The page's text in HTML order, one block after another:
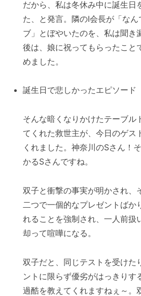
だから、私は冬休み中に誕生日
た、と発言。隣のI会長が「なん
ブ」とぼやいたのを、私は聞き
後は、娘に祝ってもらったこと
めました。
誕生日で悲しかったエピソード
そんな暗くなりかけたテーブル
てくれた救世主が、今日のゲス
くれました。神奈川のSさん！
かるSさんですね。
双子と衝撃の事実が明かされ、
二つで一個的なプレゼントばか
れることを強制され、一人前扱
却って喧嘩になる。
双子だと、同じテストを受けた
ントに限らず優劣がはっきりす
過酷を教えてくれますねぇ～。